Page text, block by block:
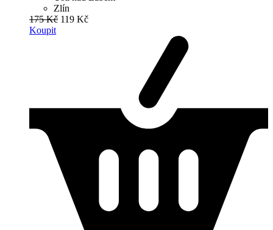
Zlín
175 Kč 119 Kč
Koupit